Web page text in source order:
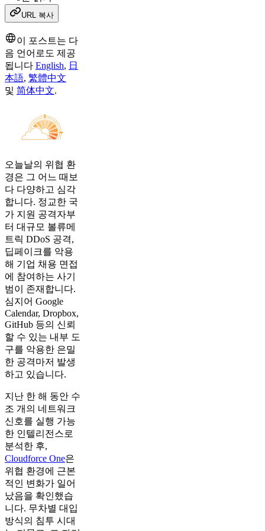
URL 복사
이 포스트는 다
음 언어로도 제공
됩니다 English, 日
本語, 繁體中文
및 简体中文.
오늘날의 위협 환
경은 그 어느 때보
다 다양하고 심각
합니다. 정교한 국
가 지원 공격자부
터 대규모 볼류메
트릭 DDoS 공격,
딥페이크를 악용
해 기업 채용 면접
에 참여하는 사기
범이 존재합니다.
심지어 Google
Calendar, Dropbox,
GitHub 등의 신뢰
할 수 있는 내부 도
구를 악용한 은밀
한 공격마저 발생
하고 있습니다.
지난 한 해 동안 수
조 개의 네트워크
신호를 실행 가능
한 인텔리전스로
분석한 후,
Cloudforce One은
위협 환경에 근본
적인 변화가 일어
났음을 확인했습
니다. 무차별 대입
방식의 침투 시대